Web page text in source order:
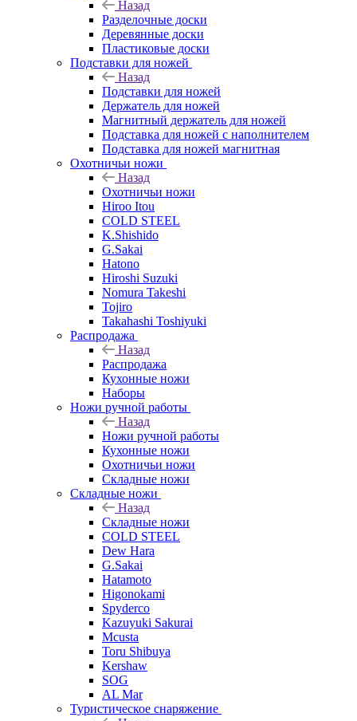
Назад
Разделочные доски
Деревянные доски
Пластиковые доски
Подставки для ножей
Назад
Подставки для ножей
Держатель для ножей
Магнитный держатель для ножей
Подставка для ножей с наполнителем
Подставка для ножей магнитная
Охотничьи ножи
Назад
Охотничьи ножи
Hiroo Itou
COLD STEEL
K.Shishido
G.Sakai
Hatono
Hiroshi Suzuki
Nomura Takeshi
Tojiro
Takahashi Toshiyuki
Распродажа
Назад
Распродажа
Кухонные ножи
Наборы
Ножи ручной работы
Назад
Ножи ручной работы
Кухонные ножи
Охотничьи ножи
Складные ножи
Складные ножи
Назад
Складные ножи
COLD STEEL
Dew Hara
G.Sakai
Hatamoto
Higonokami
Spyderco
Kazuyuki Sakurai
Mcusta
Toru Shibuya
Kershaw
SOG
AL Mar
Туристическое снаряжение